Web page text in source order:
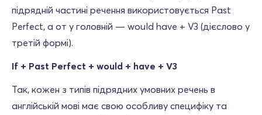
підрядній частині речення використовується Past
Perfect, а от у головній — would have + V3 (дієслово у
третій формі).
If + Past Perfect + would + have + V3
Так, кожен з типів підрядних умовних речень в
англійській мові має свою особливу специфіку та